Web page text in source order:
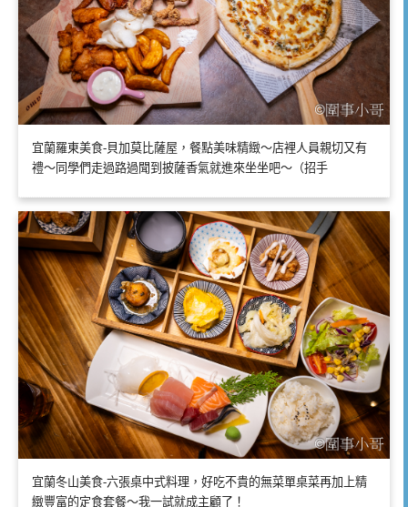
宜蘭羅東美食-貝加莫比薩屋，餐點美味精緻～店裡人員親切又有
禮～同學們走過路過聞到披薩香氣就進來坐坐吧～（招手
宜蘭冬山美食-六張桌中式料理，好吃不貴的無菜單桌菜再加上精
緻豐富的定食套餐～我一試就成主顧了！